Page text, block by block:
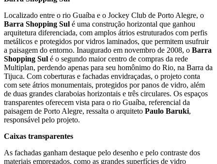
Localizado entre o rio Guaíba e o Jockey Club de Porto Alegre, o
Barra Shopping Sul é uma construção horizontal que ganhou
arquitetura diferenciada, com amplos átrios estruturados com perfis
metálicos e protegidos por vidros laminados, que permitem usufruir
a paisagem do entorno. Inaugurado em novembro de 2008, o Barra
Shopping Sul é o segundo maior centro de compras da rede
Multiplan, perdendo apenas para seu homônimo do Rio, na Barra da
Tijuca. Com coberturas e fachadas envidraçadas, o projeto conta
com sete átrios monumentais, protegidos por panos de vidro, além
de duas grandes claraboias horizontais e três circulares. Os espaços
transparentes oferecem vista para o rio Guaíba, referencial da
paisagem de Porto Alegre, ressalta o arquiteto Paulo Baruki,
responsável pelo projeto.
Caixas transparentes
As fachadas ganham destaque pelo desenho e pelo contraste dos
materiais empregados, como as grandes superfícies de vidro